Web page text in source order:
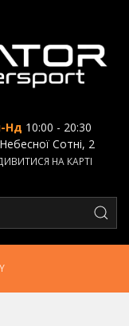
Нд 10:00 - 20:30
Сотні, 2
НА КАРТІ